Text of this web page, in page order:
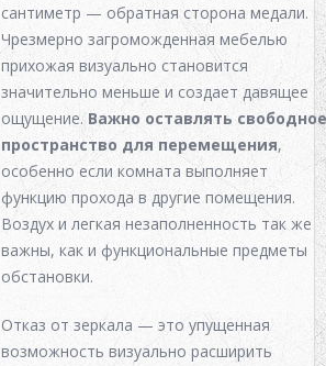
сантиметр — обратная сторона медали.
Чрезмерно загроможденная мебелью
прихожая визуально становится
значительно меньше и создает давящее
ощущение. Важно оставлять
пространство для перемещения,
особенно если комната выполняет
функцию прохода в другие помещения.
Воздух и легкая незаполненность так же
важны, как и функциональные предметы
обстановки.
Отказ от зеркала — это упущенная
возможность визуально расширить